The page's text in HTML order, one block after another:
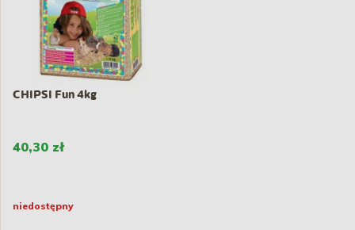
CHIPSI Fun 4kg
40,30 zł
niedostępny